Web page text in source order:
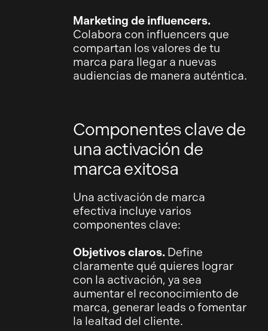
Marketing de influencers.
Colabora con influencers que
compartan los valores de tu
marca para llegar a nuevas
audiencias de manera auténtica.
Componentes clave de
una activación de
marca exitosa
Una activación de marca
efectiva incluye varios
componentes clave:
Objetivos claros. Define
claramente qué quieres lograr
con la activación, ya sea
aumentar el reconocimiento de
marca, generar leads o fomentar
la lealtad del cliente.